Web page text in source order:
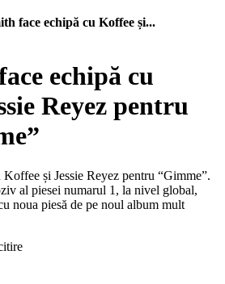
face echipă cu Koffee și...
echipă cu
Reyez pentru
și Jessie Reyez pentru “Gimme”.
al piesei numarul 1, la nivel global,
noua piesă de pe noul album mult